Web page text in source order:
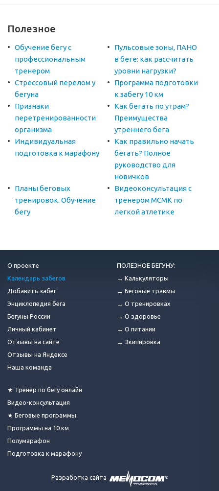
Полезное
Обучение бегу с
профессиональным
тренером
Пульсовые зоны, ПАНО
в беге: как рассчитать
уровни нагрузки?
Стрессовый перелом у
бегуна
Программа подготовки
к забегу 10 км
Признаки
перетренированности
организма
Как бегать по утрам?
Преимущества
утреннего бега
Индивидуальная
подготовка к марафону
Как правильно начать
бегать? Полное
руководство для
новичков
Планы беговых
тренировок. Обучение
бегу
Видеоконсультация с
тренером МСМК по
легкой атлетике
О проекте
Календарь забегов
Добавить забег
Энциклопедия бега
Бегуны России
Личный кабинет
Отзывы на сайте
Отзывы на Яндексе
Наша команда
★ Тренер по бегу онлайн
Видео-консультация
★ Беговые программы
Программы на 10 км
Полумарафон
Подготовка к марафону
ПОЛЕЗНОЕ БЕГУНУ:
→ Калькуляторы
→ Беговые травмы
→ О тренировках
→ О здоровье
→ О питании
→ Экипировка
Разработка сайта